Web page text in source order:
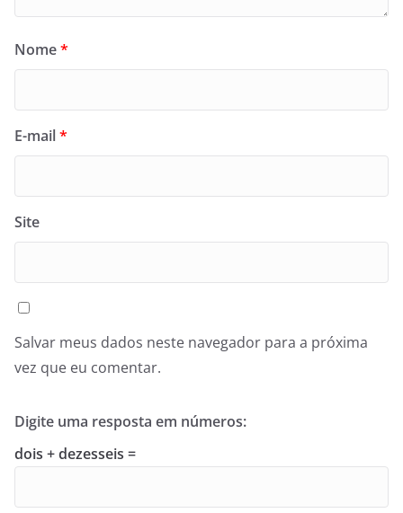
Nome*
E-mail*
Site
Salvar meus dados neste navegador para a próxima
vez que eu comentar.
Digite uma resposta em números:
dois + dezesseis =